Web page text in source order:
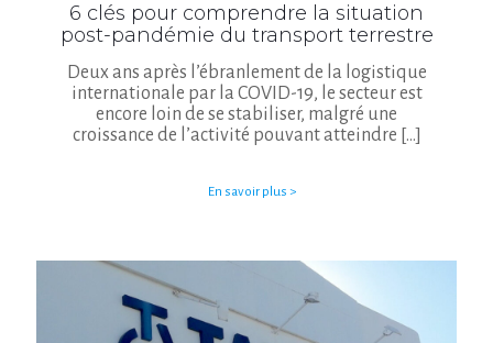
6 clés pour comprendre la situation
post-pandémie du transport terrestre
Deux ans après l’ébranlement de la logistique
internationale par la COVID-19, le secteur est
encore loin de se stabiliser, malgré une
croissance de l’activité pouvant atteindre […]
En savoir plus >